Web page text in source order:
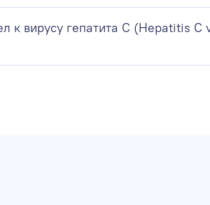
к вирусу гепатита C (Hepatitis C